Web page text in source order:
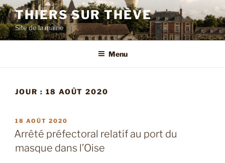
Aller
au
contenu
principal
THIERS SUR THÈVE
Site de la mairie
Menu
JOUR : 18 AOÛT 2020
PUBLIÉ
LE
18 AOÛT 2020
Arrêté préfectoral relatif au port du
masque dans l’Oise